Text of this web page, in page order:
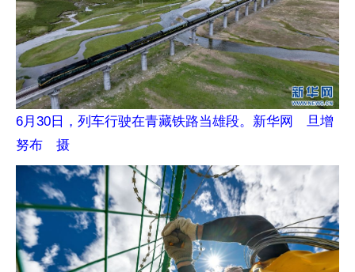
6月30日，列车行驶在青藏铁路当雄段。新华网 旦增
努布 摄